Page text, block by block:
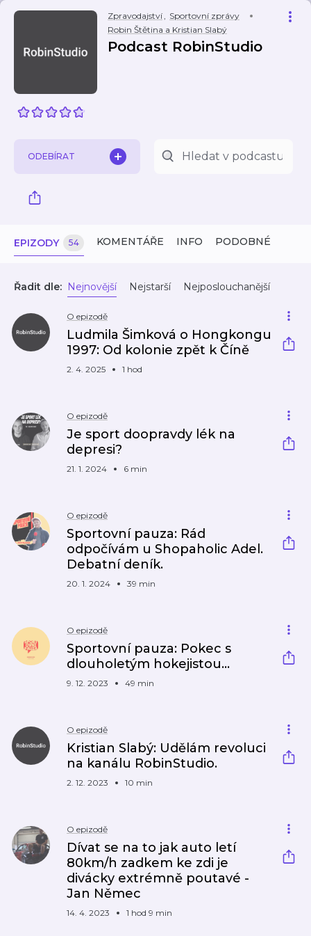
Zpravodajství, Sportovní zprávy
Robin Štětina a Kristian Slabý
Podcast RobinStudio
ODEBÍRAT
EPIZODY 54 KOMENTÁŘE INFO PODOBNÉ
Řadit dle: Nejnovější Nejstarší Nejposlouchanější
O epizodě
Ludmila Šimková o Hongkongu
1997: Od kolonie zpět k Číně
2. 4. 2025 1 hod
O epizodě
Je sport doopravdy lék na
depresi?
21. 1. 2024 6 min
O epizodě
Sportovní pauza: Rád
odpočívám u Shopaholic Adel.
Debatní deník.
20. 1. 2024 39 min
O epizodě
Sportovní pauza: Pokec s
dlouholetým hokejistou...
9. 12. 2023 49 min
O epizodě
Kristian Slabý: Udělám revoluci
na kanálu RobinStudio.
2. 12. 2023 10 min
O epizodě
Dívat se na to jak auto letí
80km/h zadkem ke zdi je
divácky extrémně poutavé -
Jan Němec
14. 4. 2023 1 hod 9 min